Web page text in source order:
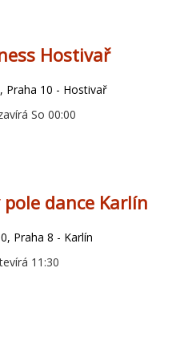
Hostivař
Praha 10 - Hostivař
So 00:00
dance Karlín
Praha 8 - Karlín
11:30